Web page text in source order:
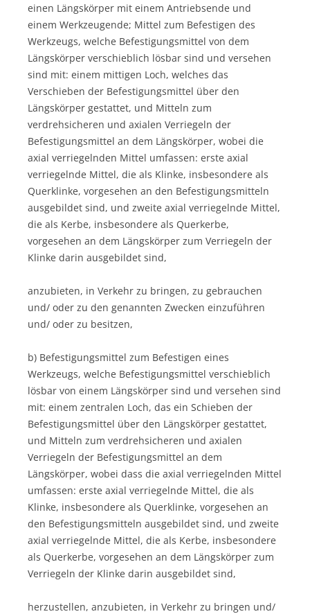
einen Längskörper mit einem Antriebsende und
einem Werkzeugende; Mittel zum Befestigen des
Werkzeugs, welche Befestigungsmittel von dem
Längskörper verschieblich lösbar sind und versehen
sind mit: einem mittigen Loch, welches das
Verschieben der Befestigungsmittel über den
Längskörper gestattet, und Mitteln zum
verdrehsicheren und axialen Verriegeln der
Befestigungsmittel an dem Längskörper, wobei die
axial verriegelnden Mittel umfassen: erste axial
verriegelnde Mittel, die als Klinke, insbesondere als
Querklinke, vorgesehen an den Befestigungsmitteln
ausgebildet sind, und zweite axial verriegelnde Mittel,
die als Kerbe, insbesondere als Querkerbe,
vorgesehen an dem Längskörper zum Verriegeln der
Klinke darin ausgebildet sind,
anzubieten, in Verkehr zu bringen, zu gebrauchen
und/ oder zu den genannten Zwecken einzuführen
und/ oder zu besitzen,
b) Befestigungsmittel zum Befestigen eines
Werkzeugs, welche Befestigungsmittel verschieblich
lösbar von einem Längskörper sind und versehen sind
mit: einem zentralen Loch, das ein Schieben der
Befestigungsmittel über den Längskörper gestattet,
und Mitteln zum verdrehsicheren und axialen
Verriegeln der Befestigungsmittel an dem
Längskörper, wobei dass die axial verriegelnden Mittel
umfassen: erste axial verriegelnde Mittel, die als
Klinke, insbesondere als Querklinke, vorgesehen an
den Befestigungsmitteln ausgebildet sind, und zweite
axial verriegelnde Mittel, die als Kerbe, insbesondere
als Querkerbe, vorgesehen an dem Längskörper zum
Verriegeln der Klinke darin ausgebildet sind,
herzustellen, anzubieten, in Verkehr zu bringen und/